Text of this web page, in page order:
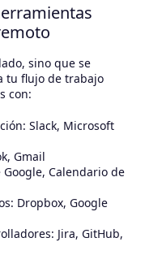
sino que se
tu flujo de trabajo
con:
Slack, Microsoft
Gmail
Calendario de
Dropbox, Google
Jira, GitHub,